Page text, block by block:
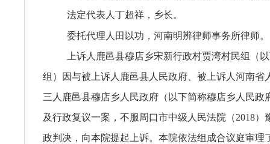
法定代表人丁超祥，乡长。
委托代理人田以功，河南明辨律师事务所律师。
上诉人鹿邑县穆店乡宋新行政村贾湾村民组（
组）因与被上诉人鹿邑县人民政府、被上诉人河南省
三人鹿邑县穆店乡人民政府（以下简称穆店乡人民政
及行政复议一案，不服周口市中级人民法院（2018）
政判决，向本院提起上诉。本院依法组成合议庭审理